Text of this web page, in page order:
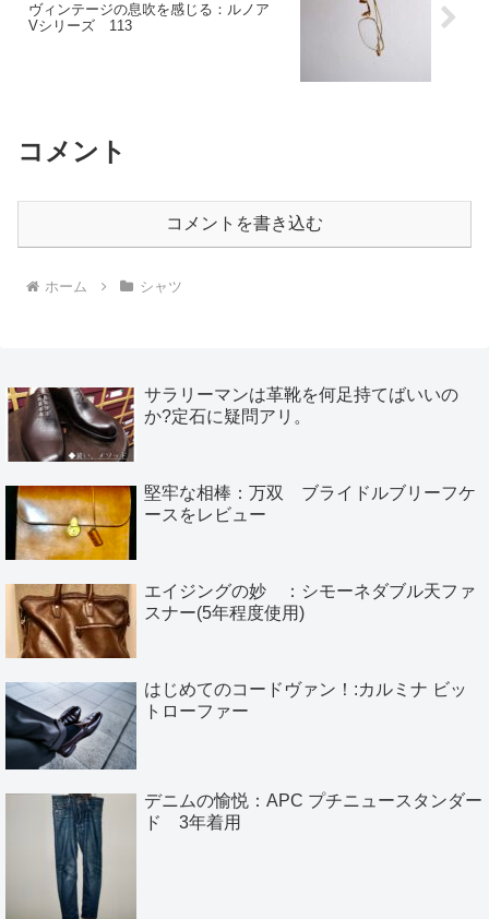
ヴィンテージの息吹を感じる：ルノア
Vシリーズ 113
コメント
コメントを書き込む
ホーム シャツ
サラリーマンは革靴を何足持てばいいの
か?定石に疑問アリ。
堅牢な相棒：万双 ブライドルブリーフケ
ースをレビュー
エイジングの妙 ：シモーネダブル天ファ
スナー(5年程度使用)
はじめてのコードヴァン！:カルミナ ビッ
トローファー
デニムの愉悦：APC プチニュースタンダー
ド 3年着用